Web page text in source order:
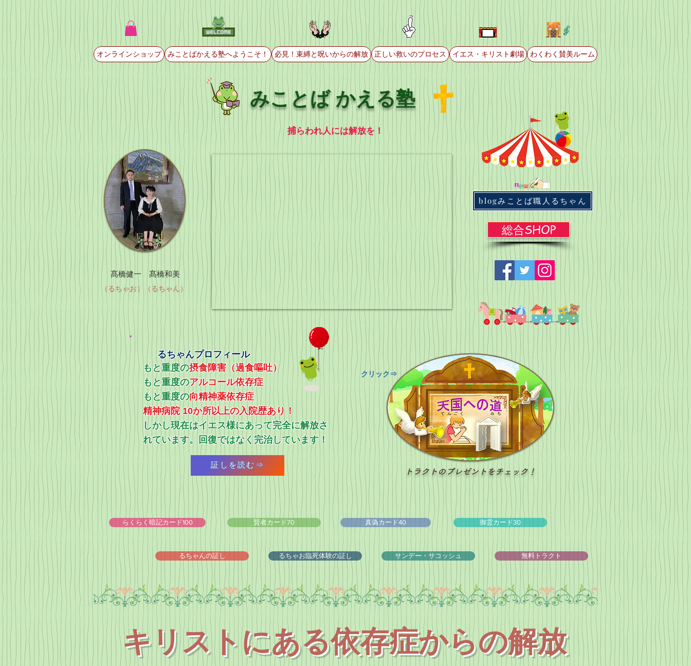
オンラインショップ みことばかえる塾へようこそ！ 必見！束縛と呪いからの解放 正しい救いのプロセス イエス・キリスト劇場 わくわく賛美ルーム
髙橋健一 髙橋和美
（るちゃお）（るちゃん）
みことば かえる塾
捕らわれ人には解放を！
blogみことば職人るちゃん
総合SHOP
るちゃんプロフィール
もと重度の摂食障害（過食嘔吐）
もと重度のアルコール依存症
​もと重度の向精神薬依存症
精神病院 10か所以上の入院歴あり！
​しかし現在はイエス様にあって完全に解放さ
れています。回復ではなく完治しています！
証しを読む⇒
​クリック⇒
トラクトのプレゼントをチェック！
らくらく暗記カード100 賢者カード70 真偽カード40 御霊カード30
るちゃんの証し るちゃお臨死体験の証し サンデー・サコッシュ 無料トラクト
キリストにある依存症からの解放